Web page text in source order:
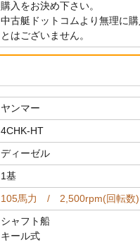
購入をお決め下さい。
中古艇ドットコムより無理に購
とはございません。
ヤンマー
4CHK-HT
ディーゼル
1基
105馬力 / 2,500rpm(回転数)
シャフト船
キール式